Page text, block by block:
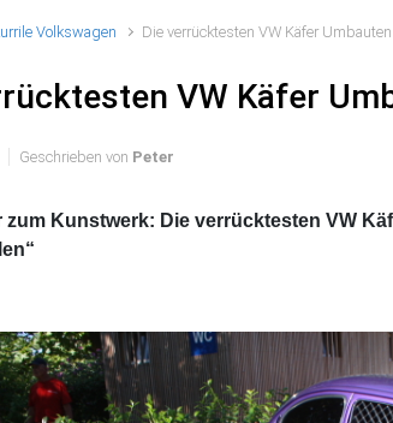
Volkswagen Die verrücktesten VW Käfer Umbauten
VW Käfer
Geschrieben von Peter
zum Kunstwerk: Die verrücktesten VW